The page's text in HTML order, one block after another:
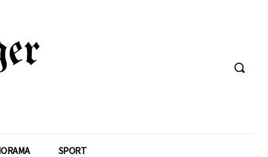
SPORT